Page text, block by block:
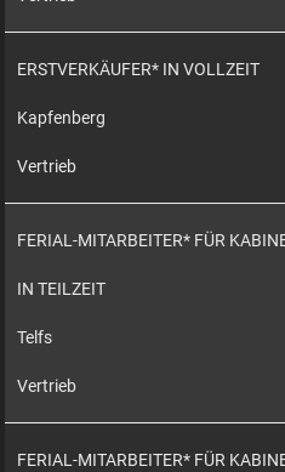
ERSTVERKÄUFER* IN VOLLZEIT
Kapfenberg
Vertrieb
FERIAL-MITARBEITER* FÜR
IN TEILZEIT
Telfs
Vertrieb
FERIAL-MITARBEITER* FÜR